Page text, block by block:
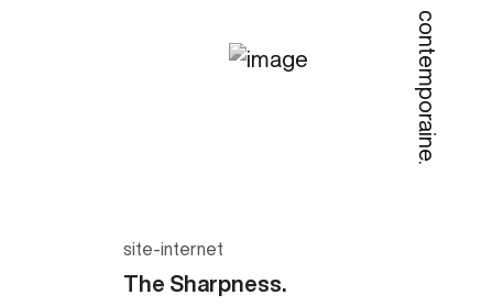
contemporaine.
site-internet
The Sharpness.